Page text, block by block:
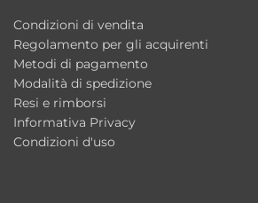
formazione di calcare e facilita la
manutenzione.
Condizioni di vendita
Regolamento per gli acquirenti
Metodi di pagamento
Modalità di spedizione
Resi e rimborsi
Informativa Privacy
Condizioni d'uso